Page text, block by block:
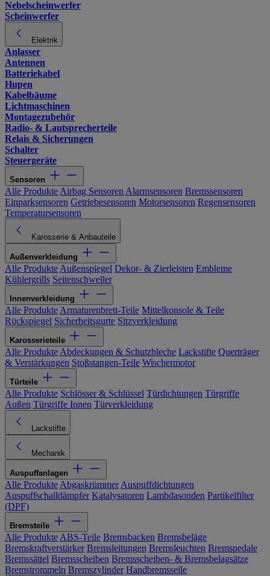
Nebelscheinwerfer
Scheinwerfer
Elektrik
Anlasser
Antennen
Batteriekabel
Hupen
Kabelbäume
Lichtmaschinen
Montagezubehör
Radio- & Lautsprecherteile
Relais & Sicherungen
Schalter
Steuergeräte
Sensoren
Alle Produkte Airbag Sensoren Alarmsensoren Bremssensoren
Einparksensoren Getriebesensoren Motorsensoren Regensensoren
Temperatursensoren
Karosserie & Anbauteile
Außenverkleidung
Alle Produkte Außenspiegel Dekor- & Zierleisten Embleme
Kühlergrills Seitenschweller
Innenverkleidung
Alle Produkte Armaturenbrett-Teile Mittelkonsole & Teile
Rückspiegel Sicherheitsgurte Sitzverkleidung
Karosserieteile
Alle Produkte Abdeckungen & Schutzbleche Lackstifte Querträger
& Verstärkungen Stoßstangen-Teile Wischermotor
Türteile
Alle Produkte Schlösser & Schlüssel Türdichtungen Türgriffe
Außen Türgriffe Innen Türverkleidung
Lackstifte
Mechanik
Auspuffanlagen
Alle Produkte Abgaskrümmer Auspuffdichtungen
Auspuffschalldämpfer Katalysatoren Lambdasonden Partikelfilter
(DPF)
Bremsteile
Alle Produkte ABS-Teile Bremsbacken Bremsbeläge
Bremskraftverstärker Bremsleitungen Bremsleuchten Bremspedale
Bremssättel Bremsscheiben Bremsscheiben- & Bremsbelagsätze
Bremstrommeln Bremszylinder Handbremsseile